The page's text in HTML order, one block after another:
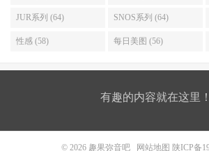
JUR系列 (64) SNOS系列 (64)
性感 (58) 每日美图 (56)
有趣的内容就在这里！
© 2026 趣果弥音吧 网站地图 陕ICP备